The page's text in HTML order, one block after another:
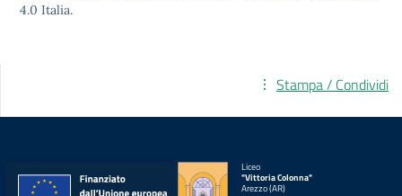
4.0 Italia.
Stampa / Condividi
Liceo
"Vittoria Colonna"
Arezzo (AR)